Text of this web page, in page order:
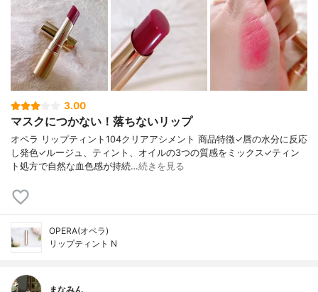
3.00
マスクにつかない！落ちないリップ
オペラ リップティント104クリアアシメント 商品特徴✓唇の水分に反応
し発色✓ルージュ、ティント、オイルの3つの質感をミックス✓ティン
ト処方で自然な血色感が持続…続きを見る
OPERA(オペラ)
リップティント N
まなみん